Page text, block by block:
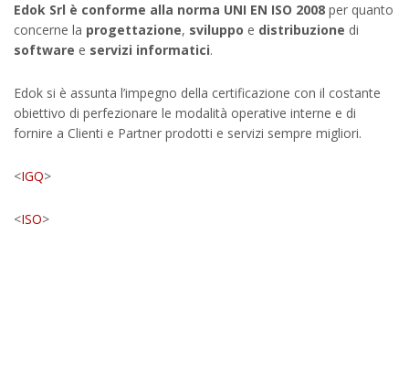
Edok Srl è conforme alla norma UNI EN ISO 2008 per quanto
concerne la progettazione, sviluppo e distribuzione di
software e servizi informatici.
Edok si è assunta l’impegno della certificazione con il costante
obiettivo di perfezionare le modalità operative interne e di
fornire a Clienti e Partner prodotti e servizi sempre migliori.
<IGQ>
<ISO>